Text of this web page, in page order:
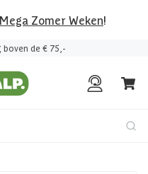
Zomer Weken!
boven de € 75,-